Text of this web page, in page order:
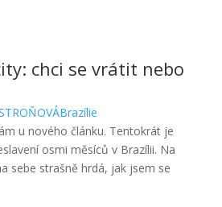
chci se vrátit nebo
Brazílie
u nového článku. Tentokrát je
osmi měsíců v Brazílii. Na
sebe strašně hrdá, jak jsem se